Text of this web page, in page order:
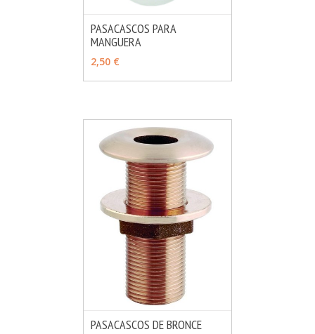
VER OPCIONES
PASACASCOS PARA
MANGUERA
2,50 €
PASACASCOS DE BRONCE